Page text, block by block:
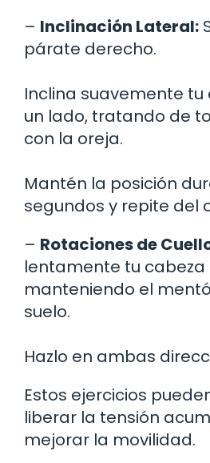
– Inclinación Lateral:
párate derecho.
Inclina suavemente tu
un lado, tratando de
con la oreja.
Mantén la posición
segundos y repite del
– Rotaciones de
lentamente tu cabeza
manteniendo el
suelo.
Hazlo en ambas
Estos ejercicios
liberar la tensión
mejorar la movilidad.